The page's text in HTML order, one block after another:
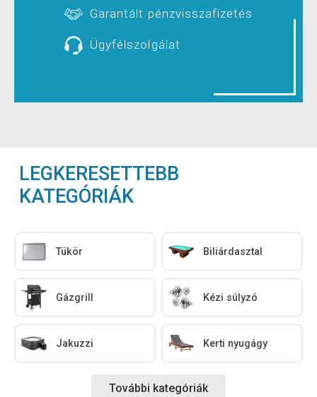
Garantált pénzvisszafizetés
Ügyfélszolgálat
LEGKERESETTEBB
KATEGÓRIÁK
Tükör Biliárdasztal
Gázgrill Kézi súlyzó
Jakuzzi Kerti nyugágy
További kategóriák